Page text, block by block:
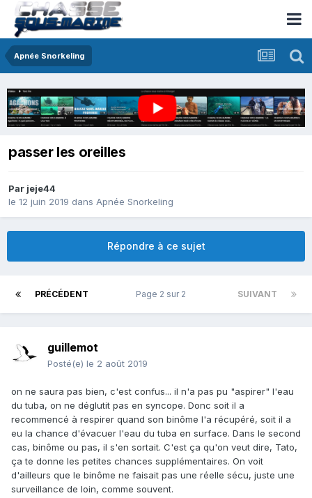
Apnée Snorkeling
passer les oreilles
Par jeje44
le 12 juin 2019 dans Apnée Snorkeling
Répondre à ce sujet
PRÉCÉDENT SUIVANT
Page 2 sur 2
guillemot
Posté(e) le 2 août 2019
on ne saura pas bien, c'est confus... il n'a pas pu "aspirer" l'eau
du tuba, on ne déglutit pas en syncope. Donc soit il a
recommencé à respirer quand son binôme l'a récupéré, soit il a
eu la chance d'évacuer l'eau du tuba en surface. Dans le second
cas, binôme ou pas, il s'en sortait. C'est ça qu'on veut dire, Tato,
ça te donne les petites chances supplémentaires. On voit
d'ailleurs que le binôme ne faisait pas une réelle sécu, juste une
surveillance de loin, comme souvent.